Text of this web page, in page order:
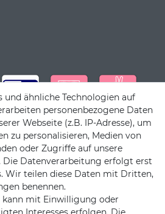
und ähnliche Technologien auf
personenbezogene Daten
Webseite (z.B. IP-Adresse), um
zu personalisieren, Medien von
oder Zugriffe auf unsere
Die Datenverarbeitung erfolgt erst
Wir teilen diese Daten mit Dritten,
benennen.
mit Einwilligung oder